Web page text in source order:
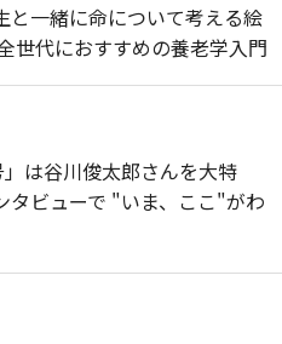
と一緒に命について考える絵
世代におすすめの養老学入門
」は谷川俊太郎さんを大特
タビューで "いま、ここ"がわ